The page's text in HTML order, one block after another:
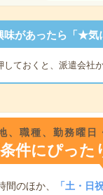
味があったら「★気
しておくと、派遣会社
、職種、勤務曜日
件にぴった
のほか、 「土・日